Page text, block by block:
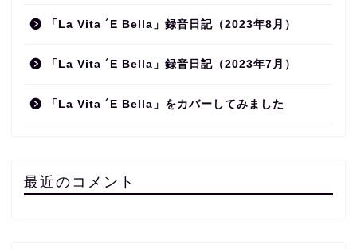
「La Vita ´E Bella」録音日記（2023年8月）
「La Vita ´E Bella」録音日記（2023年7月）
「La Vita ´E Bella」をカバーしてみました
最近のコメント